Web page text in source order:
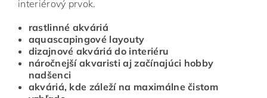
interiérový prvok.
rastlinné akváriá
aquascapingové layouty
dizajnové akváriá do interiéru
náročnejší akvaristi aj začínajúci hobby
nadšenci
akváriá, kde záleží na maximálne čistom